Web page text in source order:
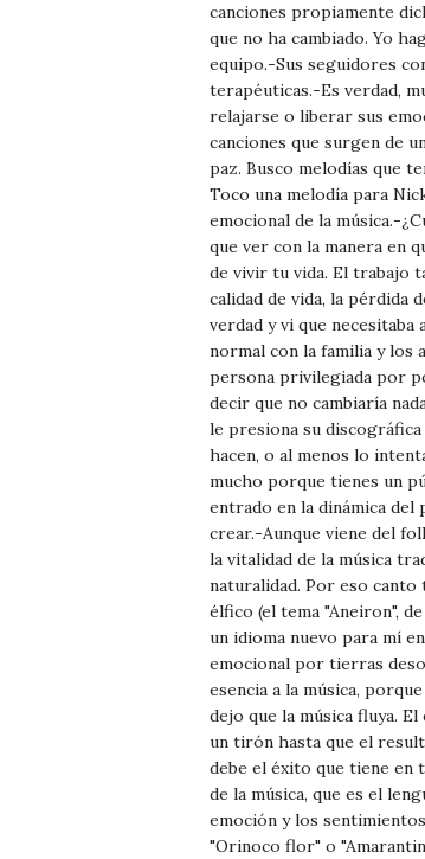
canciones propiamente
que no ha cambiado. Yo
equipo.-Sus seguidores
terapéuticas.-Es verdad,
relajarse o liberar sus
canciones que surgen de
paz. Busco melodías que
Toco una melodía para
emocional de la música.-
que ver con la manera en
de vivir tu vida. El trabajo
calidad de vida, la pérdida
verdad y vi que
normal con la familia y los
persona privilegiada por
decir que no cambiaría
le presiona su
hacen, o al menos lo
mucho porque tienes un
entrado en la dinámica del
crear.-Aunque viene del
la vitalidad de la música
naturalidad. Por eso canto
élfico (el tema "Aneiron",
un idioma nuevo para mí
emocional por tierras
esencia a la música,
dejo que la música fluya.
un tirón hasta que el
debe el éxito que tiene en
de la música, que es el
emoción y los
"Orinoco flor" o